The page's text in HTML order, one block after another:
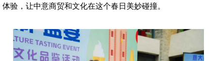
体验，让中意商贸和文化在这个春日美妙碰撞。